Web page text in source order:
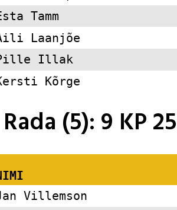
Tamm
Laanjõe
Illak
Kõrge
(5): 9 KP
Villemson